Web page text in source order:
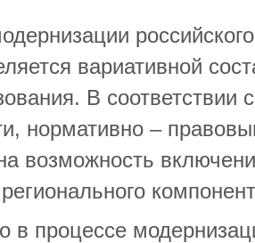
вариативной
В соответствии
нормативно –
возможность
в процессе